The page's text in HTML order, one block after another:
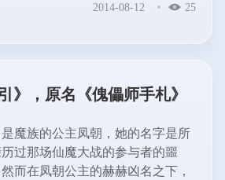
使隔了几千年温润的时光，亦如
2014-08-12 25
》，原名《傀儡师手札》
魔族的公主凤朝，她的名字是所
过那场仙魔大战的参与者的噩
而在凤朝公主的赫赫凶名之下，